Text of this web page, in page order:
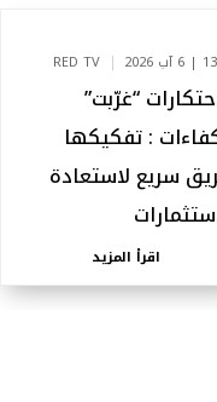
2026
RED TV
“غرّبت”
: تفكيكها
سريع لاستعادة
اقرأ المزيد